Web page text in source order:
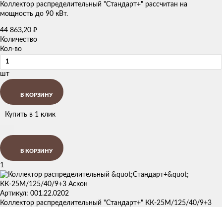
Коллектор распределительный "Стандарт+" рассчитан на
мощность до 90 кВт.
44 863,20 ₽
Количество
Кол-во
шт
В КОРЗИНУ
Купить в 1 клик
В КОРЗИНУ
1
Артикул: 001.22.0202
Коллектор распределительный "Стандарт+" КК-25М/125/40/9+3